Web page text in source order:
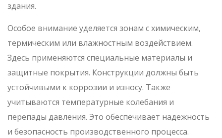
здания.
Особое внимание уделяется зонам с химическим,
термическим или влажностным воздействием.
Здесь применяются специальные материалы и
защитные покрытия. Конструкции должны быть
устойчивыми к коррозии и износу. Также
учитываются температурные колебания и
перепады давления. Это обеспечивает надежность
и безопасность производственного процесса.